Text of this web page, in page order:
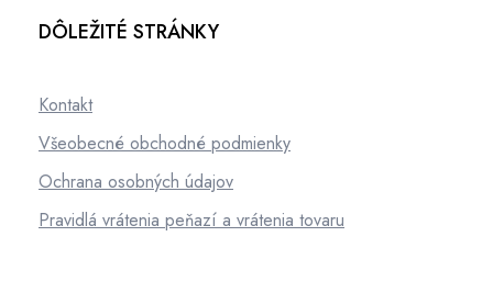
DÔLEŽITÉ STRÁNKY
Kontakt
Všeobecné obchodné podmienky
Ochrana osobných údajov
Pravidlá vrátenia peňazí a vrátenia tovaru